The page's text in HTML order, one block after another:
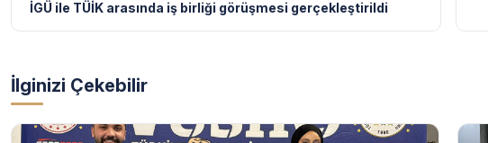
İGÜ ile TÜİK arasında iş birliği görüşmesi gerçekleştirildi
İlginizi Çekebilir